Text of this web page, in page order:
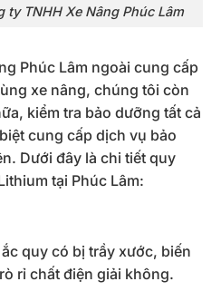
TNHH Xe Nâng Phúc Lâm
Phúc Lâm ngoài cung cấp
xe nâng, chúng tôi còn
kiểm tra bảo dưỡng tất cả
cung cấp dịch vụ bảo
Dưới đây là chi tiết quy
tại Phúc Lâm:
quy có bị trầy xước, biến
rỉ chất điện giải không.